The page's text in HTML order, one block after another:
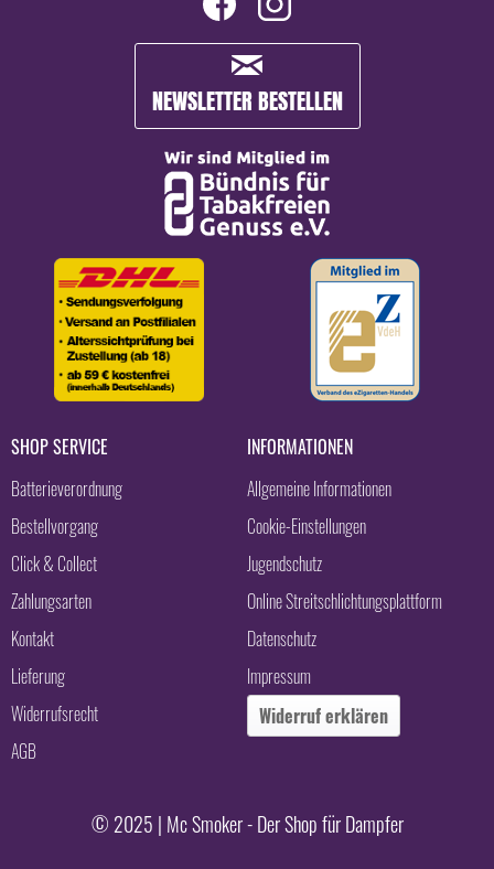
NEWSLETTER BESTELLEN
SHOP SERVICE
Batterieverordnung
Bestellvorgang
Click & Collect
Zahlungsarten
Kontakt
Lieferung
Widerrufsrecht
AGB
INFORMATIONEN
Allgemeine Informationen
Cookie-Einstellungen
Jugendschutz
Online Streitschlichtungsplattform
Datenschutz
Impressum
Widerruf erklären
© 2025 | Mc Smoker - Der Shop für Dampfer